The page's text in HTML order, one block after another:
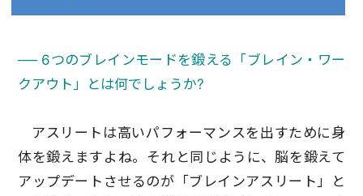
── 6つのブレインモードを鍛える「ブレイン・ワー
クアウト」とは何でしょうか?
アスリートは高いパフォーマンスを出すために身
体を鍛えますよね。それと同じように、脳を鍛えて
アップデートさせるのが「ブレインアスリート」と